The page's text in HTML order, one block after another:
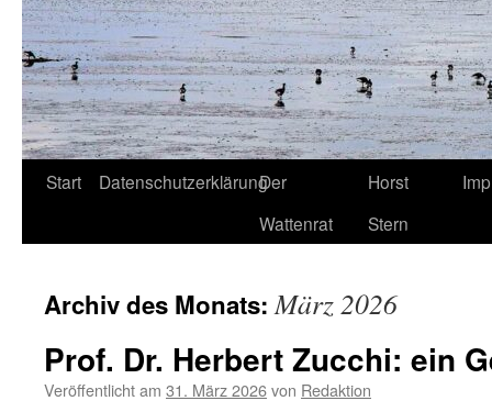
Start DatenschutzerklärungDer
Wattenrat
Horst
Stern
Archiv des Monats:März 2026
Prof. Dr. Herbert Zucchi: ein
Veröffentlicht am 31. März 2026von Redaktion